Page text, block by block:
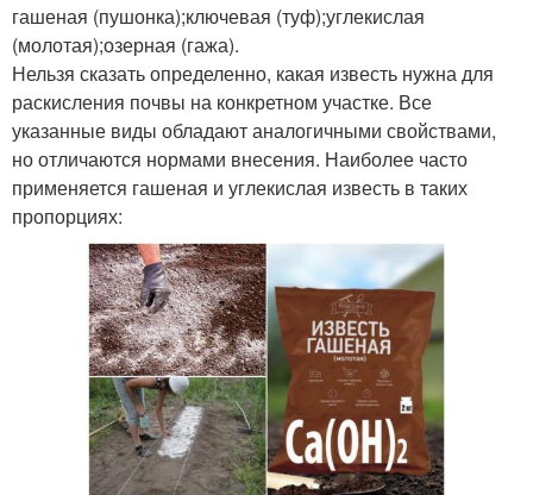
гашеная (пушонка);ключевая (туф);углекислая
(молотая);озерная (гажа).
Нельзя сказать определенно, какая известь нужна для
раскисления почвы на конкретном участке. Все
указанные виды обладают аналогичными свойствами,
но отличаются нормами внесения. Наиболее часто
применяется гашеная и углекислая известь в таких
пропорциях: